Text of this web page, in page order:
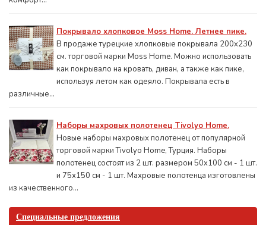
Покрывало хлопковое Moss Home. Летнее пике.
В продаже турецкие хлопковые покрывала 200x230
см. торговой марки Moss Home. Можно использовать
как покрывало на кровать, диван, а также как пике,
используя летом как одеяло. Покрывала есть в
различные...
Наборы махровых полотенец Tivolyo Home.
Новые наборы махровых полотенец от популярной
торговой марки Tivolyo Home, Турция. Наборы
полотенец состоят из 2 шт. размером 50x100 см - 1 шт.
и 75х150 см - 1 шт. Махровые полотенца изготовлены
из качественного...
Специальные предложения